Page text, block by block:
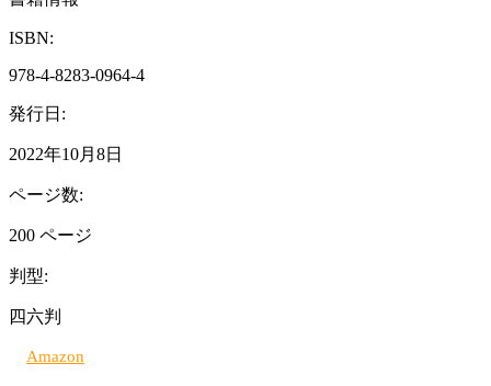
ISBN:
978-4-8283-0964-4
発行日:
2022年10月8日
ページ数:
200 ページ
判型:
四六判
Amazon